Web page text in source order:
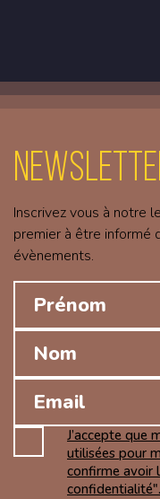
Inscrivez vous à notre
premier à être informé
évènements.
J’accepte que
utilisées pour
confirme avoir
confidentialité".